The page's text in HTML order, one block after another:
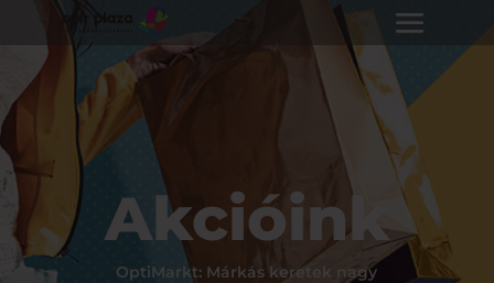
Akcióink
OptiMarkt: Márkás keretek nagy